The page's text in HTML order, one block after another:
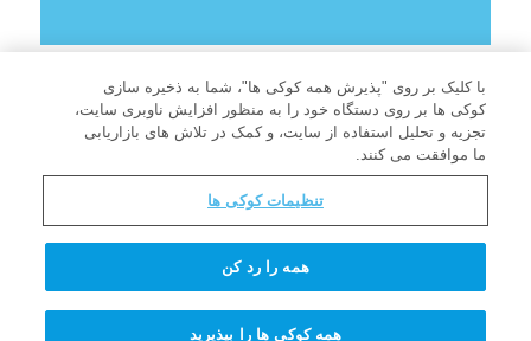
سیاست حفظ حریم خصوصی
اطلاعات برای والدین
سؤالات متداول
با کلیک بر روی "پذیرش همه کوکی ها"، شما به ذخیره سازی
کوکی ها بر روی دستگاه خود را به منظور افزایش ناوبری سایت،
تجزیه و تحلیل استفاده از سایت، و کمک در تلاش های بازاریابی
ما موافقت می کنند.
تنظیمات کوکی ها
همه را رد کن
همه کوکی ها را بپذیرید